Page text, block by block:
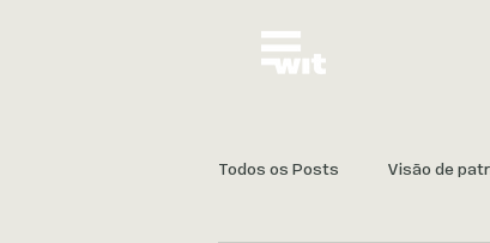
Todos os Posts Visão de